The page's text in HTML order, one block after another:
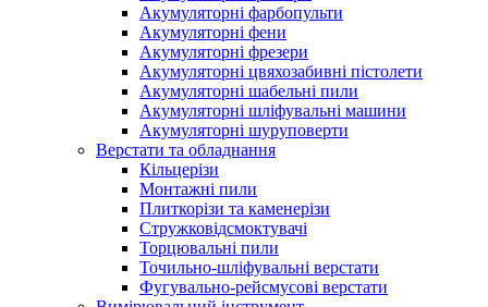
Акумуляторні фарбопульти
Акумуляторні фени
Акумуляторні фрезери
Акумуляторні цвяхозабивні пістолети
Акумуляторні шабельні пили
Акумуляторні шліфувальні машини
Акумуляторні шуруповерти
Верстати та обладнання
Кільцерізи
Монтажні пили
Плиткорізи та каменерізи
Стружковідсмоктувачі
Торцювальні пили
Точильно-шліфувальні верстати
Фугувально-рейсмусові верстати